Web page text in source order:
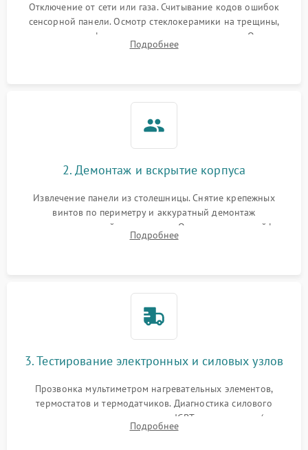
Отключение от сети или газа. Считывание кодов ошибок
сенсорной панели. Осмотр стеклокерамики на трещины,
проверка конфорок на равномерность нагрева. Опрос
клиента о симптомах (не включается, не видит посуду,
Подробнее
2. Демонтаж и вскрытие корпуса
Извлечение панели из столешницы. Снятие крепежных
винтов по периметру и аккуратный демонтаж
стеклокерамической поверхности. Отсоединение шлейфов
сенсорного блока для доступа к силовым платам, катушкам
Подробнее
3. Тестирование электронных и силовых узлов
Прозвонка мультиметром нагревательных элементов,
термостатов и термодатчиков. Диагностика силового
модуля, реле, диодных мостов и IGBT-транзисторов (для
индукции). Проверка кранов и газ-контроля (для газовых
Подробнее